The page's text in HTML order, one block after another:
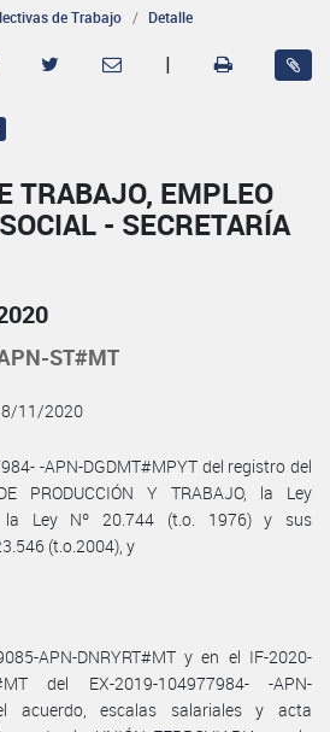
de Trabajo Detalle
|
TRABAJO, EMPLEO
- SECRETARÍA
ST#MT
11/2020
-APN-DGDMT#MPYT del registro del
PRODUCCIÓN Y TRABAJO, la Ley
la Ley Nº 20.744 (t.o. 1976) y sus
(t.o.2004), y
APN-DNRYRT#MT y en el IF-2020-
del EX-2019-104977984- -APN-
acuerdo, escalas salariales y acta